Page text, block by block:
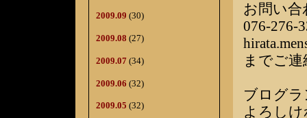
2009.09 (30)
2009.08 (27)
2009.07 (34)
2009.06 (32)
2009.05 (32)
お問い合
076-276-
までご
ブログ
よろし